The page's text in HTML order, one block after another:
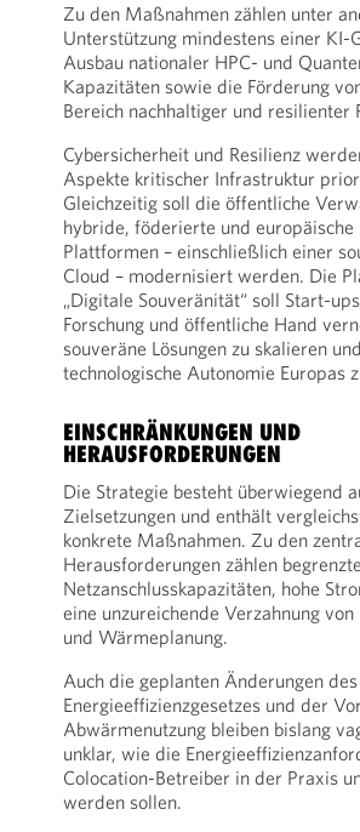
Zu den Maßnahmen zählen unter
Unterstützung mindestens einer KI-
Ausbau nationaler HPC- und
Kapazitäten sowie die Förderung
Bereich nachhaltiger und resilienter
Cybersicherheit und Resilienz
Aspekte kritischer Infrastruktur
Gleichzeitig soll die öffentliche
hybride, föderierte und europäische
Plattformen – einschließlich einer
Cloud – modernisiert werden. Die
„Digitale Souveränität“ soll Start-
Forschung und öffentliche Hand
souveräne Lösungen zu skalieren
technologische Autonomie Europas
EINSCHRÄNKUNGEN UND
HERAUSFORDERUNGEN
Die Strategie besteht überwiegend
Zielsetzungen und enthält
konkrete Maßnahmen. Zu den
Herausforderungen zählen begrenzte
Netzanschlusskapazitäten, hohe
eine unzureichende Verzahnung
und Wärmeplanung.
Auch die geplanten Änderungen des
Energieeffizienzgesetzes und der
Abwärmenutzung bleiben bislang
unklar, wie die
Colocation-Betreiber in der Praxis
werden sollen.